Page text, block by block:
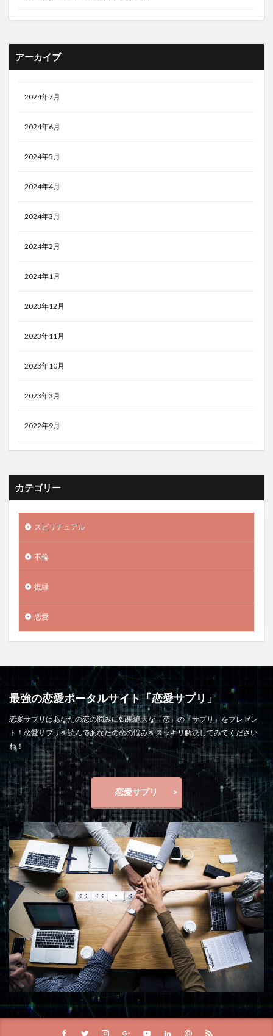
アーカイブ
2024年7月
2024年6月
2024年5月
2024年4月
2024年3月
2024年2月
2024年1月
2023年12月
2023年11月
2023年10月
2023年3月
2022年9月
カテゴリー
スピリチュアル
不倫
復縁
恋愛
最強の恋愛ポータルサイト「恋愛サプリ」
恋愛サプリはあなたの恋の悩みに効果絶大な「恋」の「サプリ」をプレゼン
ト！恋愛サプリを読んであなたの恋の悩みをスッキリ解決してみてください
ね！
恋愛サプリ